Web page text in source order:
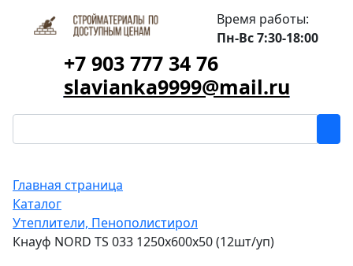
Время работы:
Пн-Вс 7:30-18:00
+7 903 777 34 76
slavianka9999@mail.ru
Главная страница
Каталог
Утеплители, Пенополистирол
Кнауф NORD TS 033 1250х600х50 (12шт/уп)